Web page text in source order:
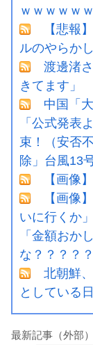
ｗｗｗｗｗ
【悲報
ルのやらか
渡邊渚
きてます」
中国「
「公式発表
束！（安否
除」台風13
【画像
【画像
いに行くか
「金額おか
な？？？？？
北朝鮮
としている
最新記事（外部）